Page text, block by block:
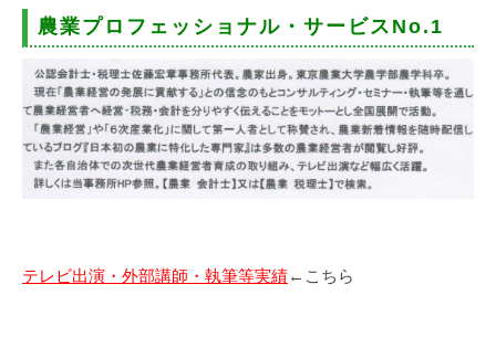
農業プロフェッショナル・サービスNo.1
テレビ出演・外部講師・執筆等実績←こちら